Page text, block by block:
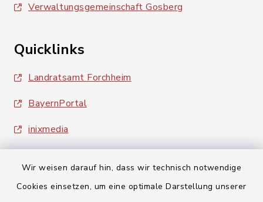
Wir weisen darauf hin, dass wir technisch notwendige
Cookies einsetzen, um eine optimale Darstellung unserer
Verwaltungsgemeinschaft Gosberg
Quicklinks
Landratsamt Forchheim
BayernPortal
inixmedia